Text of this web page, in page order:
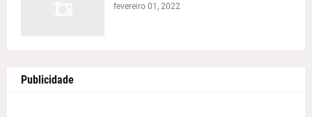
fevereiro 01, 2022
Publicidade